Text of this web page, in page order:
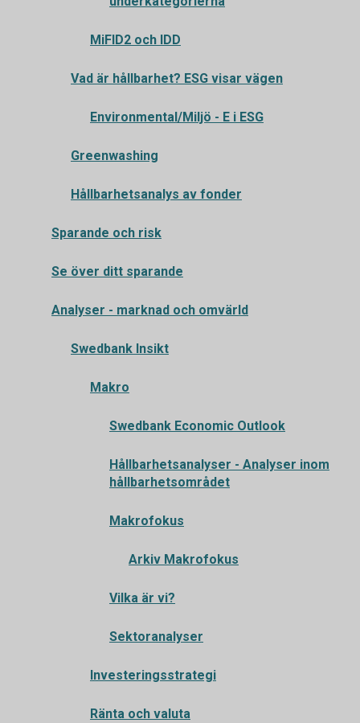
MiFID2 och IDD
Vad är hållbarhet? ESG visar vägen
Environmental/Miljö - E i ESG
Greenwashing
Hållbarhetsanalys av fonder
Sparande och risk
Se över ditt sparande
Analyser - marknad och omvärld
Swedbank Insikt
Makro
Swedbank Economic Outlook
Hållbarhetsanalyser - Analyser inom
hållbarhetsområdet
Makrofokus
Arkiv Makrofokus
Vilka är vi?
Sektoranalyser
Investeringsstrategi
Ränta och valuta